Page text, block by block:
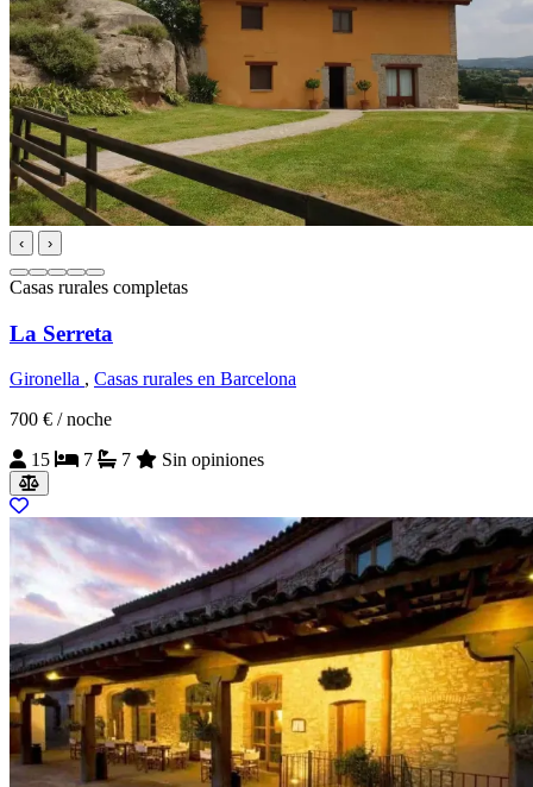
‹ ›
Casas rurales completas
La Serreta
Gironella , Casas rurales en Barcelona
700 € / noche
15
7 7 Sin opiniones